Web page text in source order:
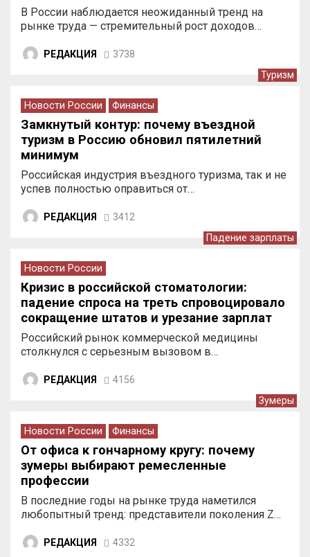
В России наблюдается неожиданный тренд на
рынке труда — стремительный рост доходов…
РЕДАКЦИЯ 3738
Туризм
Новости России Финансы
Замкнутый контур: почему въездной
туризм в Россию обновил пятилетний
минимум
Российская индустрия въездного туризма, так и не
успев полностью оправиться от…
РЕДАКЦИЯ 3412
Падение зарплаты
Новости России
Кризис в российской стоматологии:
падение спроса на треть спровоцировало
сокращение штатов и урезание зарплат
врачей
Российский рынок коммерческой медицины
столкнулся с серьезным вызовом в…
РЕДАКЦИЯ 4156
Зумеры
Новости России Финансы
От офиса к гончарному кругу: почему
зумеры выбирают ремесленные
профессии
В последние годы на рынке труда наметился
любопытный тренд: представители поколения Z…
РЕДАКЦИЯ 4332